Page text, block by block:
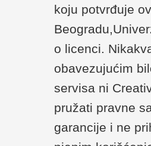
koju potvrđuje
o licenci.
obavezujućim
servisa ni
pružati pravne
garancije i ne